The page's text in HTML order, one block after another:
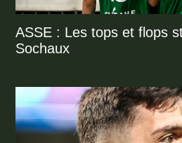
ASSE : Les tops et flops
Sochaux